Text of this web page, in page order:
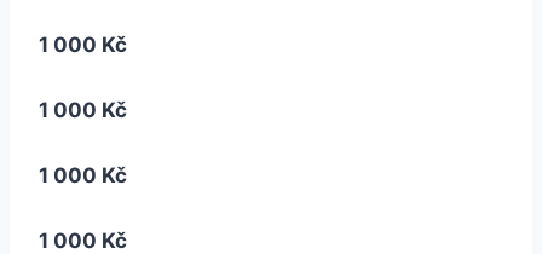
1 000 Kč
1 000 Kč
1 000 Kč
1 000 Kč